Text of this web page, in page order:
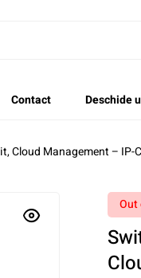
Contact Deschide
Cloud Management – IP-
Out